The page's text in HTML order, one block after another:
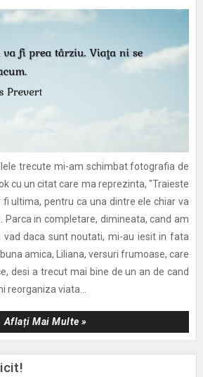
trecute mi-am schimbat fotografia de
cu un citat care ma reprezinta, "Traieste
ultima, pentru ca una dintre ele chiar va
in completare, dimineata, cand am
vad daca sunt noutati, mi-au iesit in fata
amica, Liliana, versuri frumoase, care
desi a trecut mai bine de un an de cand
reorganiza viata...
Aflați Mai Multe »